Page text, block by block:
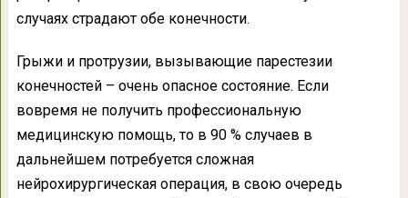
случаях страдают обе конечности.
Грыжи и протрузии, вызывающие парестезии
конечностей – очень опасное состояние. Если
вовремя не получить профессиональную
медицинскую помощь, то в 90 % случаев в
дальнейшем потребуется сложная
нейрохирургическая операция, в свою очередь